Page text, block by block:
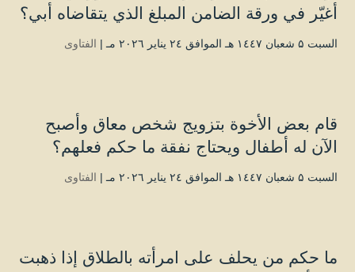
أغيّر في ورقة الضامن المبلغ الذي يتقاضاه أبي؟
السبت ۵ شعبان ۱٤٤۷ هـ الموافق ۲٤ يناير ۲۰۲٦ مـ | الفتاوى
قام بعض الأخوة بتزويج شخص معاق وأصبح
الآن له أطفال ويحتاج نفقة ما حكم فعلهم؟
السبت ۵ شعبان ۱٤٤۷ هـ الموافق ۲٤ يناير ۲۰۲٦ مـ | الفتاوى
ما حكم من يحلف على امرأته بالطلاق إذا ذهبت